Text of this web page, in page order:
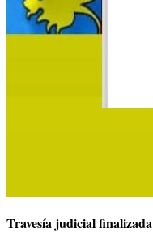
Travesía judicial finalizada